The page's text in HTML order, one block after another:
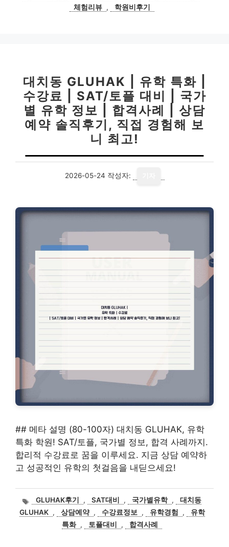
체험리뷰 , 학원비후기
대치동 GLUHAK | 유학 특화 |
수강료 | SAT/토플 대비 | 국가
별 유학 정보 | 합격사례 | 상담
예약 솔직후기, 직접 경험해 보
니 최고!
2026-05-24 작성자:
## 메타 설명 (80-100자) 대치동 GLUHAK, 유학
특화 학원! SAT/토플, 국가별 정보, 합격 사례까지.
합리적 수강료로 꿈을 이루세요. 지금 상담 예약하
고 성공적인 유학의 첫걸음을 내딛으세요!
태
그
GLUHAK후기 , SAT대비 , 국가별유학 ,
대치동
GLUHAK , 상담예약 , 수강료정보 , 유학경험 ,
유학
특화 , 토플대비 , 합격사례